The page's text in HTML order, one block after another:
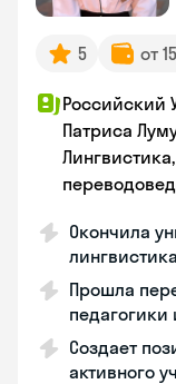
5 от
Российский
Патриса
Окончила
Прошла
Создает
активного